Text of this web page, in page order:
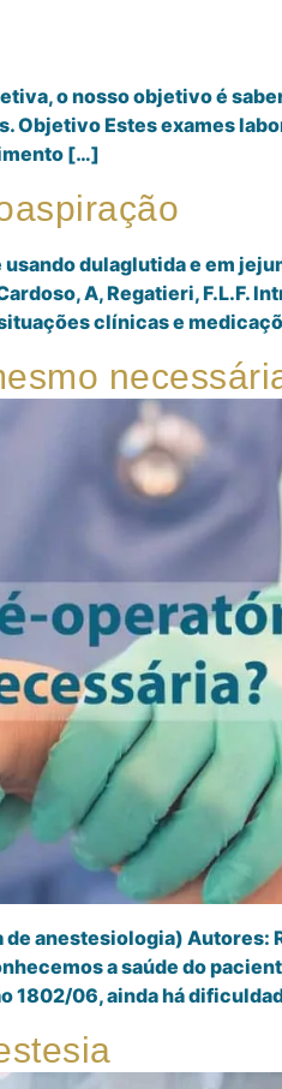
o nosso objetivo é
Objetivo Estes exames
[…]
dulaglutida e em
A, Regatieri,
clínicas e
anestesiologia)
a saúde do
1802/06, ainda há